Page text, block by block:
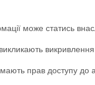
може статись
прав доступу до